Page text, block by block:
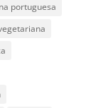
portuguesa